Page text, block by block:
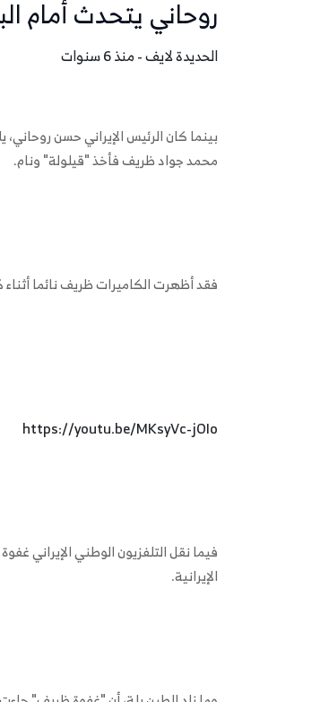
روحاني يتحدث أمام
الحديدة لايف - منذ 6 سنوات
محمد جواد ظريف فأخذ "قيلولة" ونام.
فقد أظهرت الكاميرات ظريف نائما
https://youtu.be/MKsyVc-jOIo
فيما نقل التلفزيون الوطني الإيراني
الإيرانية.